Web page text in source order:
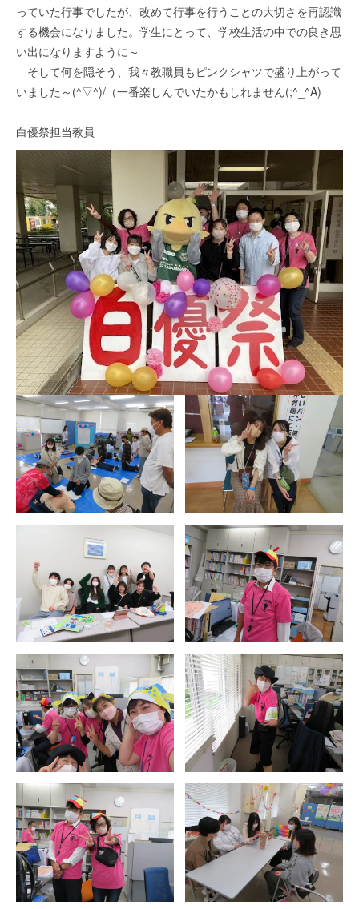
っていた行事でしたが、改めて行事を行うことの大切さを再認識
する機会になりました。学生にとって、学校生活の中での良き思
い出になりますように～
そして何を隠そう、我々教職員もピンクシャツで盛り上がって
いました～(^▽^)/（一番楽しんでいたかもしれません(;^_^A)
白優祭担当教員